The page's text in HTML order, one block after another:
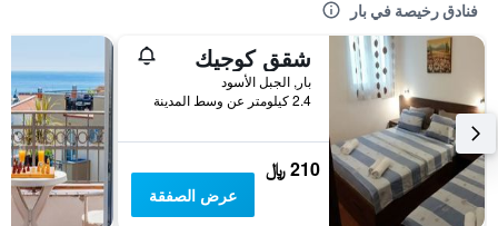
فنادق رخيصة في بار
شقق كوجيك
بار, الجبل الأسود
2.4 كيلومتر عن وسط المدينة
210 ﷼
عرض الصفقة